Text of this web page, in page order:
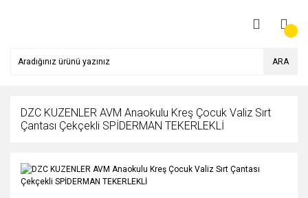
ARA
DZC KUZENLER AVM Anaokulu Kreş Çocuk Valiz Sırt
Çantası Çekçekli SPİDERMAN TEKERLEKLİ